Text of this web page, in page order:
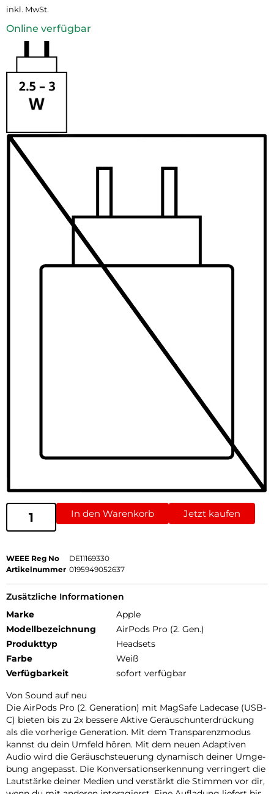
inkl. MwSt.
Online verfügbar
In den Warenkorb Jetzt kaufen
WEEE Reg No
DE11169330
Artikelnummer 0195949052637
Zusätzliche Informationen
Marke
Apple
Modellbezeichnung
AirPods Pro (2. Gen.)
Produkttyp
Headsets
Farbe
Weiß
Verfügbarkeit
sofort verfügbar
Von Sound auf neu
Die AirPods Pro (2. Generation) mit MagSafe Ladecase (USB-
C) bieten bis zu 2x bessere Aktive Geräusch­unterdrückung
als die vorherige Generation. Mit dem Transparenz­modus
kannst du dein Umfeld hören. Mit dem neuen Adaptiven
Audio wird die Geräusch­steuerung dynamisch deiner Umge­
bung angepasst. Die Konversations­erkennung verringert die
Lautstärke deiner Medien und verstärkt die Stimmen vor dir,